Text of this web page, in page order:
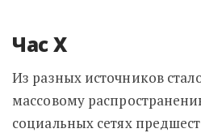
Час X
Из разных источников
массовому
социальных сетях